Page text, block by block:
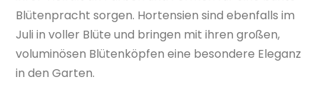
Blütenpracht sorgen. Hortensien sind ebenfalls im
Juli in voller Blüte und bringen mit ihren großen,
voluminösen Blütenköpfen eine besondere Eleganz
in den Garten.